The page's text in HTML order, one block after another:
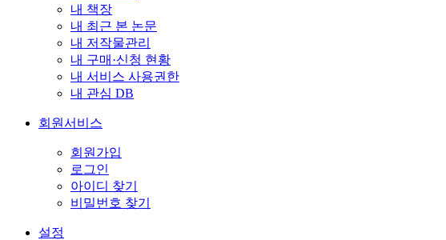
내 책장
내 최근 본 논문
내 저작물관리
내 구매·신청 현황
내 서비스 사용권한
내 관심 DB
회원서비스
회원가입
로그인
아이디 찾기
비밀번호 찾기
설정